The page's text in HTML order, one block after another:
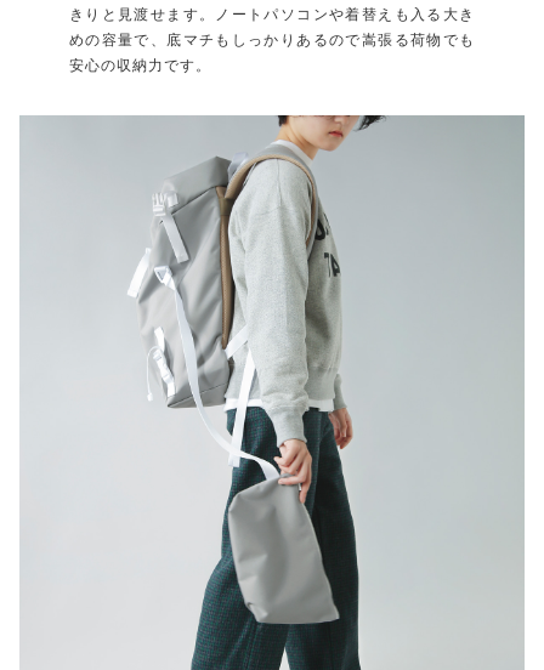
きりと見渡せます。ノートパソコンや着替えも入る大き
めの容量で、底マチもしっかりあるので嵩張る荷物でも
安心の収納力です。